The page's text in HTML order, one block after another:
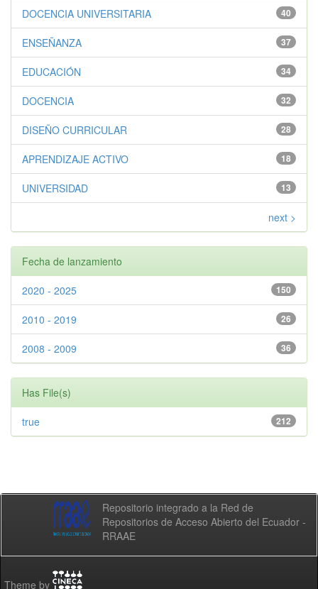
40
DOCENCIA UNIVERSITARIA
37
ENSEÑANZA
34
EDUCACIÓN
32
DOCENCIA
28
DISEÑO CURRICULAR
18
APRENDIZAJE ACTIVO
13
UNIVERSIDAD
next >
Fecha de lanzamiento
150
2020 - 2025
26
2010 - 2019
36
2008 - 2009
Has File(s)
212
true
Repositorio integrado a la Red de
Repositorios de Acceso Abierto del Ecuador -
RRAAE
Theme by